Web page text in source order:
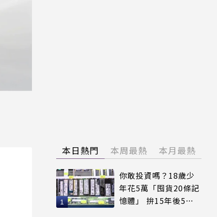
本日熱門 本周最熱 本月最熱
你敢投資嗎？18歲少
年花5萬「囤貨20條記
憶體」 拚15年後5倍